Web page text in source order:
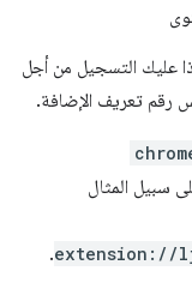
عليك التسجيل من أجل
رقم تعريف الإضافة.
سبيل المثال
extension://
.